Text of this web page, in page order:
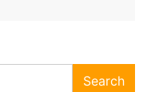
Search